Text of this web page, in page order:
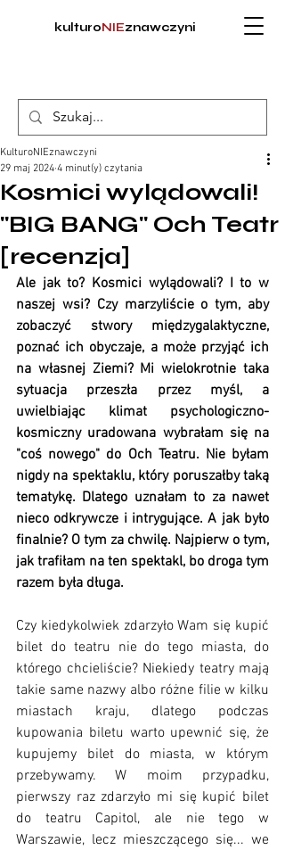
kulturoNIEznawczyni
Kosmici wylądowali!
"BIG BANG" Och Teatr
[recenzja]
KulturoNIEznawczyni
29 maj 2024 4 minut(y) czytania
Ale jak to? Kosmici wylądowali? I to w
naszej wsi? Czy marzyliście o tym, aby
zobaczyć stwory międzygalaktyczne,
poznać ich obyczaje, a może przyjąć ich
na własnej Ziemi? Mi wielokrotnie taka
sytuacja przeszła przez myśl, a
uwielbiając klimat psychologiczno-
kosmiczny uradowana wybrałam się na
"coś nowego" do Och Teatru. Nie byłam
nigdy na spektaklu, który poruszałby taką
tematykę. Dlatego uznałam to za nawet
nieco odkrywcze i intrygujące. A jak było
finalnie? O tym za chwilę. Najpierw o tym,
jak trafiłam na ten spektakl, bo droga tym
razem była długa.
Czy kiedykolwiek zdarzyło Wam się kupić
bilet do teatru nie do tego miasta, do
którego chcieliście? Niekiedy teatry mają
takie same nazwy albo różne filie w kilku
miastach kraju, dlatego podczas
kupowania biletu warto upewnić się, że
kupujemy bilet do miasta, w którym
przebywamy. W moim przypadku,
pierwszy raz zdarzyło mi się kupić bilet
do teatru Capitol, ale nie tego w
Warszawie, lecz mieszczącego się... we